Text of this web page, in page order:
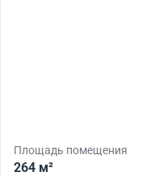
Площадь помещения
264 м²